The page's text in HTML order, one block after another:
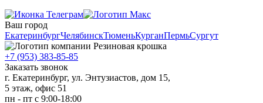
Ваш город
ЕкатеринбургЧелябинскТюменьКурганПермьСургут
+7 (953) 383-85-85
Заказать звонок
г. Екатеринбург, ул. Энтузиастов, дом 15,
5 этаж, офис 51
пн - пт с 9:00-18:00